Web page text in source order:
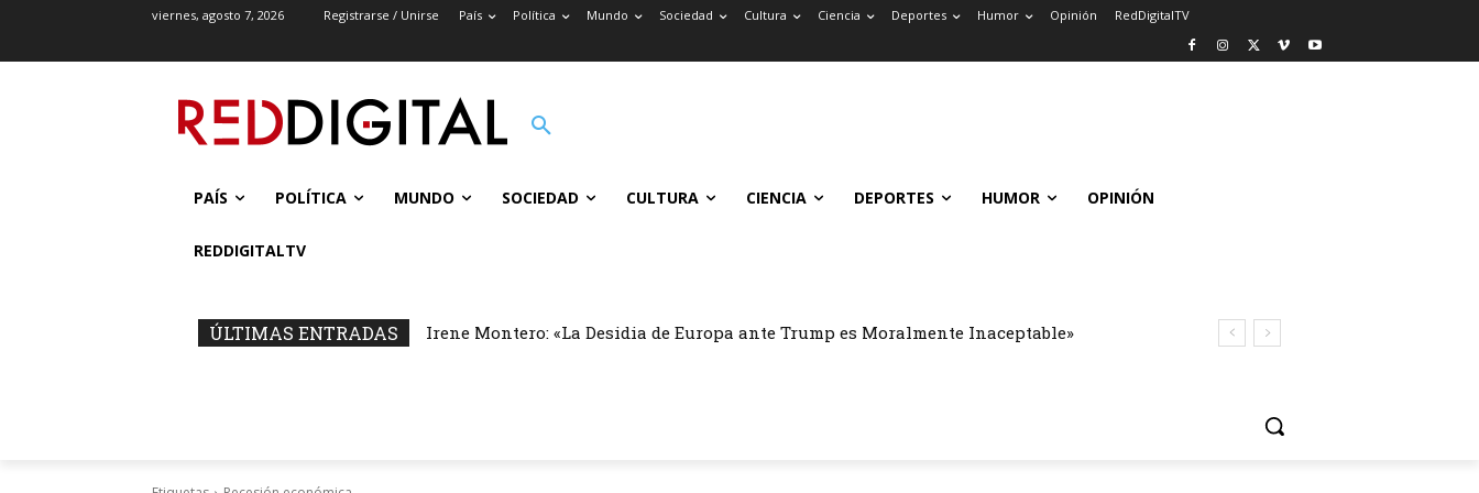
viernes, agosto 7, 2026 Registrarse / Unirse País Política Mundo Sociedad Cultura Ciencia Deportes Humor Opinión RedDigitalTV
PAÍS POLÍTICA MUNDO SOCIEDAD CULTURA CIENCIA DEPORTES HUMOR OPINIÓN
REDDIGITALTV
ÚLTIMAS ENTRADAS Irene Montero: «La Desidia de Europa ante Trump es Moralmente Inaceptable»